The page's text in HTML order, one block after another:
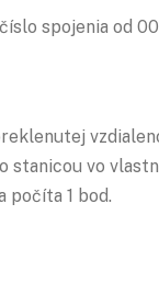
spojenia od
stanicou vo
počíta 1 bod.